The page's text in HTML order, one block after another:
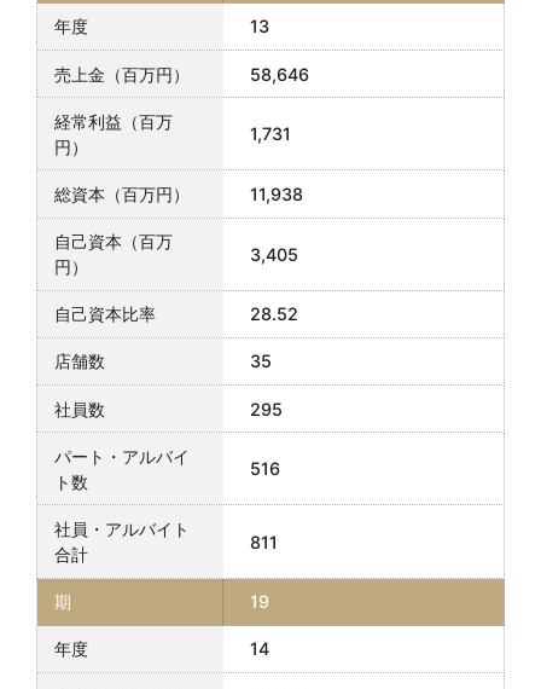
13
58,646
1,731
11,938
3,405
28.52
35
295
516
811
19
14